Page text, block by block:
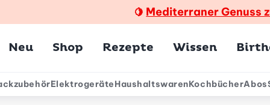
🍋 Mediterraner Genuss
Neu Shop Rezepte Wissen
ElektrogeräteHaushaltswarenKochbücherAbos